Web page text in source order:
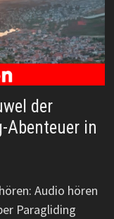
der
Abenteuer in
Audio hören
Paragliding